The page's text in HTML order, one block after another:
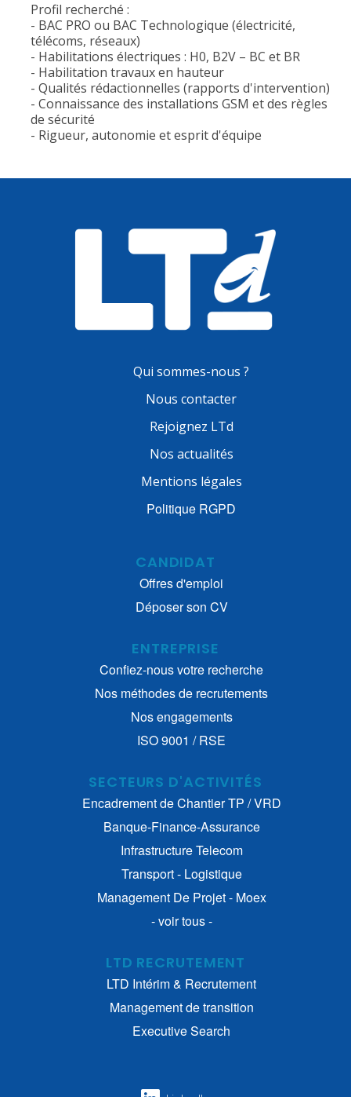
Profil recherché :
- BAC PRO ou BAC Technologique (électricité,
télécoms, réseaux)
- Habilitations électriques : H0, B2V – BC et BR
- Habilitation travaux en hauteur
- Qualités rédactionnelles (rapports d'intervention)
- Connaissance des installations GSM et des règles
de sécurité
- Rigueur, autonomie et esprit d'équipe
Qui sommes-nous ?
Nous contacter
Rejoignez LTd
Nos actualités
Mentions légales
Politique RGPD
CANDIDAT
Offres d'emploi
Déposer son CV
ENTREPRISE
Confiez-nous votre recherche
Nos méthodes de recrutements
Nos engagements
ISO 9001 / RSE
SECTEURS D'ACTIVITÉS
Encadrement de Chantier TP / VRD
Banque-Finance-Assurance
Infrastructure Telecom
Transport - Logistique
Management De Projet - Moex
- voir tous -
LTD RECRUTEMENT
LTD Intérim & Recrutement
Management de transition
Executive Search